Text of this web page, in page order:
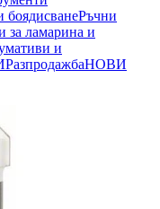
боядисванеРъчни
за ламарина и
и
РазпродажбаНОВИ